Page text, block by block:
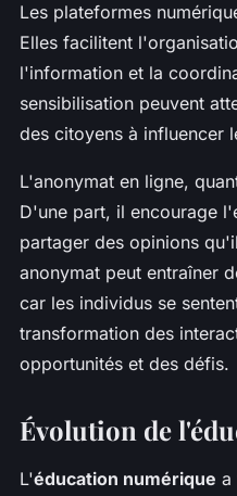
Les plateformes
Elles facilitent
l'information et la
sensibilisation peuvent
des citoyens à influencer
L'anonymat en ligne,
D'une part, il encourage
partager des opinions
anonymat peut entraîner
car les individus se
transformation des
opportunités et des défis.
Évolution de
L'éducation numérique a